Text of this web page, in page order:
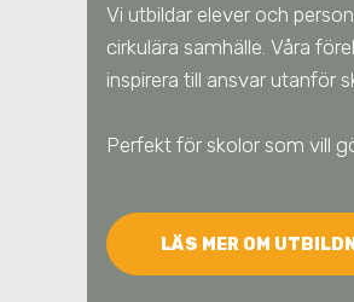
Vi utbildar elever och
cirkulära samhälle. Våra
inspirera till ansvar utanför
Perfekt för skolor som vill
LÄS MER OM